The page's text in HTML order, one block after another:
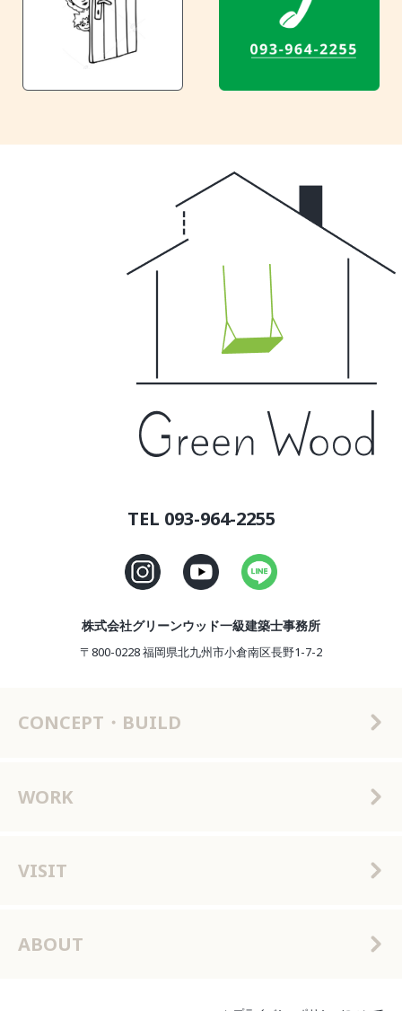
TEL 093-964-2255
株式会社グリーンウッド一級建築士事務所
〒800-0228 福岡県北九州市小倉南区長野1-7-2
CONCEPT・BUILD
WORK
VISIT
ABOUT